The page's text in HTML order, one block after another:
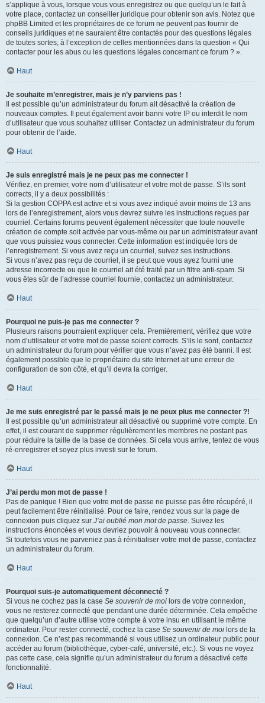
s’applique à vous, lorsque vous vous enregistrez ou que quelqu’un le fait à
votre place, contactez un conseiller juridique pour obtenir son avis. Notez que
phpBB Limited et les propriétaires de ce forum ne peuvent pas fournir de
conseils juridiques et ne sauraient être contactés pour des questions légales
de toutes sortes, à l’exception de celles mentionnées dans la question « Qui
contacter pour les abus ou les questions légales concernant ce forum ? ».
Haut
Je souhaite m’enregistrer, mais je n’y parviens pas !
Il est possible qu’un administrateur du forum ait désactivé la création de
nouveaux comptes. Il peut également avoir banni votre IP ou interdit le nom
d’utilisateur que vous souhaitez utiliser. Contactez un administrateur du forum
pour obtenir de l’aide.
Haut
Je suis enregistré mais je ne peux pas me connecter !
Vérifiez, en premier, votre nom d’utilisateur et votre mot de passe. S’ils sont
corrects, il y a deux possibilités :
Si la gestion COPPA est active et si vous avez indiqué avoir moins de 13 ans
lors de l’enregistrement, alors vous devrez suivre les instructions reçues par
courriel. Certains forums peuvent également nécessiter que toute nouvelle
création de compte soit activée par vous-même ou par un administrateur avant
que vous puissiez vous connecter. Cette information est indiquée lors de
l’enregistrement. Si vous avez reçu un courriel, suivez ses instructions.
Si vous n’avez pas reçu de courriel, il se peut que vous ayez fourni une
adresse incorrecte ou que le courriel ait été traité par un filtre anti-spam. Si
vous êtes sûr de l’adresse courriel fournie, contactez un administrateur.
Haut
Pourquoi ne puis-je pas me connecter ?
Plusieurs raisons pourraient expliquer cela. Premièrement, vérifiez que votre
nom d’utilisateur et votre mot de passe soient corrects. S’ils le sont, contactez
un administrateur du forum pour vérifier que vous n’avez pas été banni. Il est
également possible que le propriétaire du site Internet ait une erreur de
configuration de son côté, et qu’il devra la corriger.
Haut
Je me suis enregistré par le passé mais je ne peux plus me connecter ?!
Il est possible qu’un administrateur ait désactivé ou supprimé votre compte. En
effet, il est courant de supprimer régulièrement les membres ne postant pas
pour réduire la taille de la base de données. Si cela vous arrive, tentez de vous
ré-enregistrer et soyez plus investi sur le forum.
Haut
J’ai perdu mon mot de passe !
Pas de panique ! Bien que votre mot de passe ne puisse pas être récupéré, il
peut facilement être réinitialisé. Pour ce faire, rendez vous sur la page de
connexion puis cliquez sur J’ai oublié mon mot de passe. Suivez les
instructions énoncées et vous devriez pouvoir à nouveau vous connecter.
Si toutefois vous ne parveniez pas à réinitialiser votre mot de passe, contactez
un administrateur du forum.
Haut
Pourquoi suis-je automatiquement déconnecté ?
Si vous ne cochez pas la case Se souvenir de moi lors de votre connexion,
vous ne resterez connecté que pendant une durée déterminée. Cela empêche
que quelqu’un d’autre utilise votre compte à votre insu en utilisant le même
ordinateur. Pour rester connecté, cochez la case Se souvenir de moi lors de la
connexion. Ce n’est pas recommandé si vous utilisez un ordinateur public pour
accéder au forum (bibliothèque, cyber-café, université, etc.). Si vous ne voyez
pas cette case, cela signifie qu’un administrateur du forum a désactivé cette
fonctionnalité.
Haut